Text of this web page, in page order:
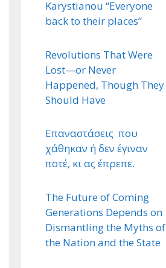
Karystianou “Εveryone
back to their places”
Revolutions That Were
Lost—or Never
Happened, Though They
Should Have
Επαναστάσεις που
χάθηκαν ή δεν έγιναν
ποτέ, κι ας έπρεπε.
The Future of Coming
Generations Depends on
Dismantling the Myths of
the Nation and the State